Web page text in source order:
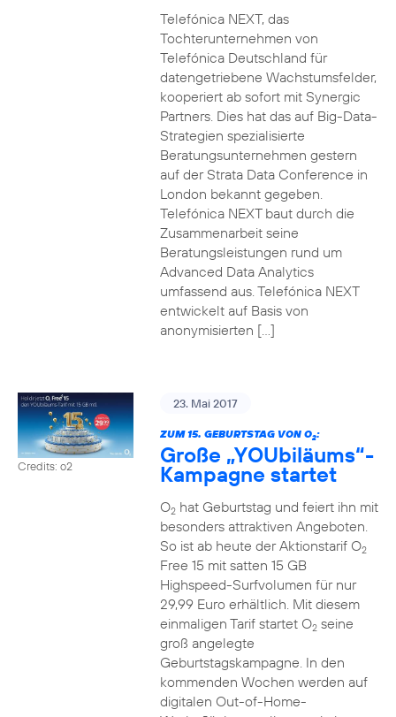
Telefónica NEXT, das
Tochterunternehmen von
Telefónica Deutschland für
datengetriebene Wachstumsfelder,
kooperiert ab sofort mit Synergic
Partners. Dies hat das auf Big-Data-
Strategien spezialisierte
Beratungsunternehmen gestern
auf der Strata Data Conference in
London bekannt gegeben.
Telefónica NEXT baut durch die
Zusammenarbeit seine
Beratungsleistungen rund um
Advanced Data Analytics
umfassend aus. Telefónica NEXT
entwickelt auf Basis von
anonymisierten […]
Credits: o2
23. Mai 2017
ZUM 15. GEBURTSTAG VON O2:
Große „YOUbiläums“-
Kampagne startet
O2hat Geburtstag und feiert ihn mit
besonders attraktiven Angeboten.
So ist ab heute der Aktionstarif O2
Free 15 mit satten 15 GB
Highspeed-Surfvolumen für nur
29,99 Euro erhältlich. Mit diesem
einmaligen Tarif startet O2seine
groß angelegte
Geburtstagskampagne. In den
kommenden Wochen werden auf
digitalen Out-of-Home-